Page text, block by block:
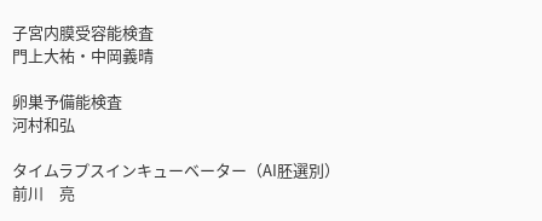
子宮内膜受容能検査
門上大祐・中岡義晴
卵巣予備能検査
河村和弘
タイムラプスインキューベーター（AI胚選別）
前川 亮